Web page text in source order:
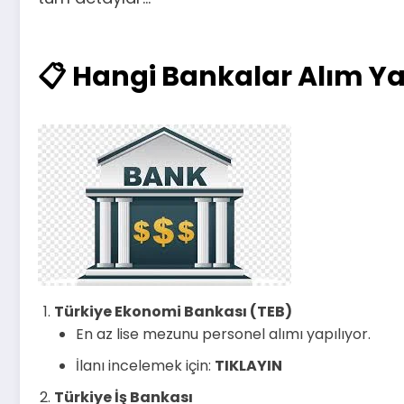
📋 Hangi Bankalar Alım
Türkiye Ekonomi Bankası (TEB)
En az lise mezunu personel alımı yapılıyor.
İlanı incelemek için: TIKLAYIN
Türkiye İş Bankası